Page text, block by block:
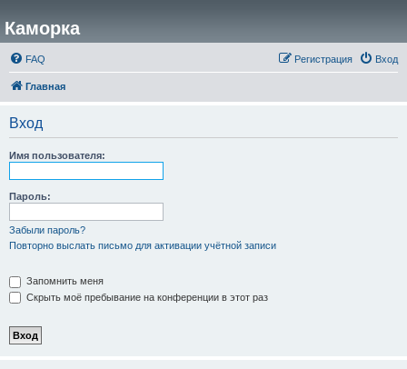
Каморка
FAQ Вход
Регистрация
Главная
Вход
Имя пользователя:
Пароль:
Забыли пароль?
Повторно выслать письмо для активации учётной записи
Запомнить меня
Скрыть моё пребывание на конференции в этот раз